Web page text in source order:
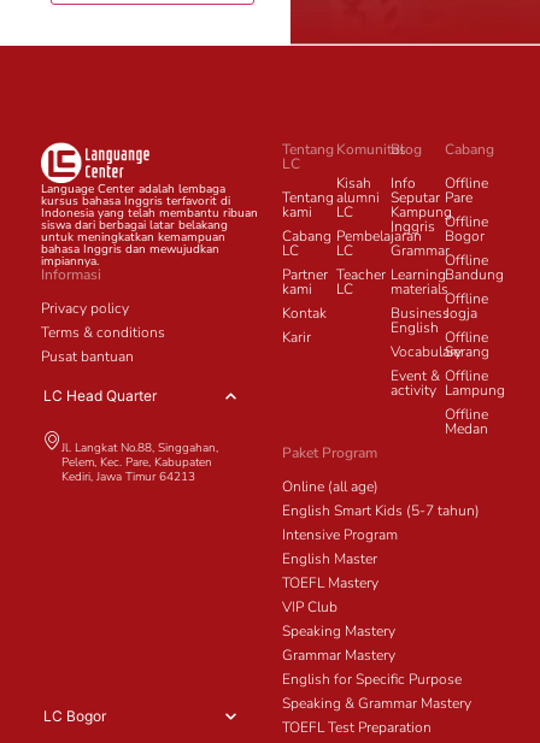
Language Center adalah lembaga
kursus bahasa Inggris terfavorit di
Indonesia yang telah membantu ribuan
siswa dari berbagai latar belakang
untuk meningkatkan kemampuan
bahasa Inggris dan mewujudkan
impiannya.
Informasi
Privacy policy
Terms & conditions
Pusat bantuan
LC Head Quarter
Jl. Langkat No.88, Singgahan,
Pelem, Kec. Pare, Kabupaten
Kediri, Jawa Timur 64213
LC Bogor
Tentang
LC
Tentang
kami
Cabang
LC
Partner
kami
Kontak
Karir
Komunitas
Kisah
alumni
LC
Pembelajaran
LC
Teacher
LC
Blog
Info
Seputar
Kampung
Inggris
Grammar
Learning
materials
Business
English
Vocabulary
Event &
activity
Cabang
Offline
Pare
Offline
Bogor
Offline
Bandung
Offline
Jogja
Offline
Serang
Offline
Lampung
Offline
Medan
Paket Program
Online (all age)
English Smart Kids (5-7 tahun)
Intensive Program
English Master
TOEFL Mastery
VIP Club
Speaking Mastery
Grammar Mastery
English for Specific Purpose
Speaking & Grammar Mastery
TOEFL Test Preparation